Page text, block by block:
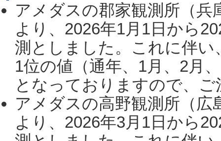
アメダスの郡家観測所（
より、2026年1月1日から
測としました。これに伴い
1位の値（通年、1月、2月
となっておりますので、
アメダスの高野観測所（
より、2026年3月1日から